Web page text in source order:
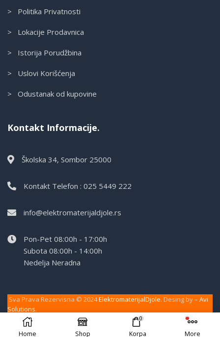
> Politika Privatnosti
> Lokacije Prodavnica
> Istorija Porudžbina
> Uslovi Korišćenja
> Odustanak od kupovine
Kontakt Informacije.
Školska 34, Sombor 25000
Kontakt Telefon : 025 5449 222
info@elektromaterijaldjole.rs
Pon-Pet 08:00h - 17:00h
Subota 08:00h - 14:00h
Nedelja Neradna
Sva Prava Rezervisna © 2024ElektromaterijalDjole. Desing by – Avi
Solutions.
Home Shop
0
Korpa More